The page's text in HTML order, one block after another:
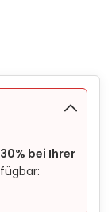
30% bei Ihrer